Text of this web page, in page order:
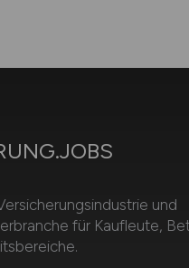
und
für Kaufleute,